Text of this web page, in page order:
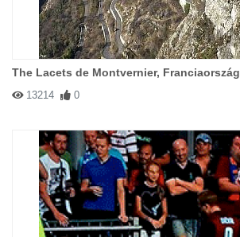
The Lacets de Montvernier, Franciaország
13214 0